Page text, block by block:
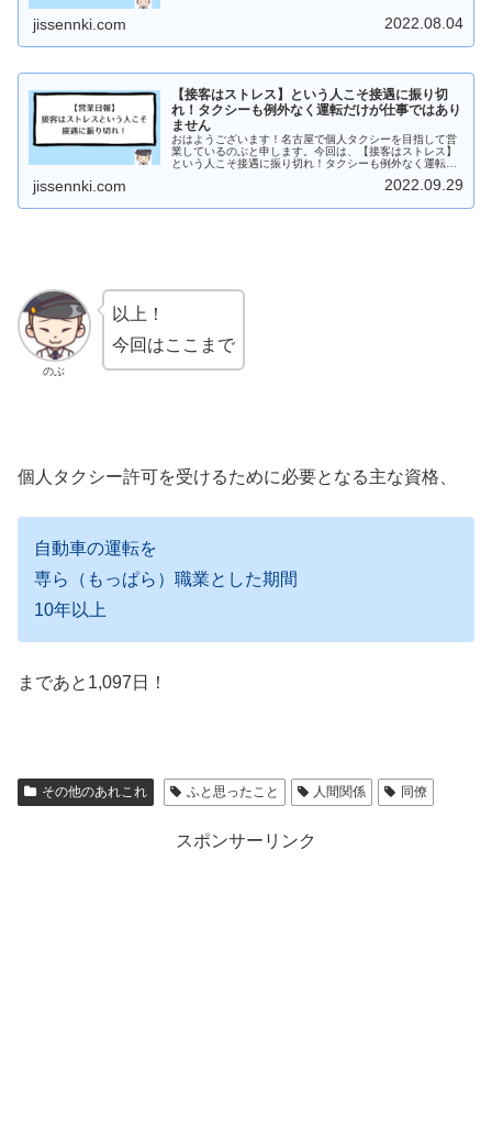
基本的に曜日や天気などに左右されず、いつも通りの流し
方をしていた方が、対応策が見つけやすいというもので
jissennki.com 2022.08.04
【接客はストレス】という人こそ接遇に振り切
れ！タクシーも例外なく運転だけが仕事ではあり
ません
おはようございます！名古屋で個人タクシーを目指して営
業しているのぶと申します。今回は、【接客はストレス】
という人こそ接遇に振り切れ！タクシーも例外なく運転だ
jissennki.com 2022.09.29
のぶ
以上！
今回はここまで
個人タクシー許可を受けるために必要となる主な資格、
自動車の運転を
専ら（もっぱら）職業とした期間
10年以上
まであと1,097日！
その他のあれこれ ふと思ったこと 人間関係 同僚
スポンサーリンク